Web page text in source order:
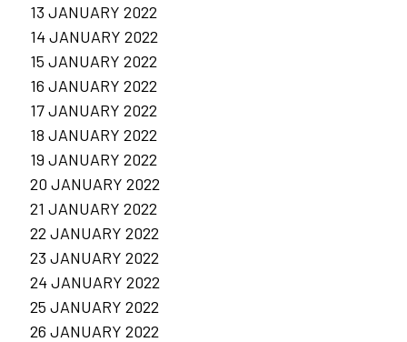
13 JANUARY 2022
14 JANUARY 2022
15 JANUARY 2022
16 JANUARY 2022
17 JANUARY 2022
18 JANUARY 2022
19 JANUARY 2022
20 JANUARY 2022
21 JANUARY 2022
22 JANUARY 2022
23 JANUARY 2022
24 JANUARY 2022
25 JANUARY 2022
26 JANUARY 2022